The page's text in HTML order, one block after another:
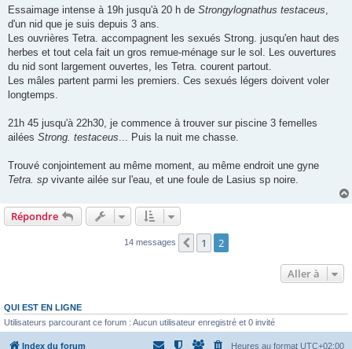
Essaimage intense à 19h jusqu'à 20 h de Strongylognathus testaceus
d'un nid que je suis depuis 3 ans.
Les ouvrières Tetra. accompagnent les sexués Strong. jusqu'en haut des
herbes et tout cela fait un gros remue-ménage sur le sol. Les ouvertures
du nid sont largement ouvertes, les Tetra. courent partout.
Les mâles partent parmi les premiers. Ces sexués légers doivent voler
longtemps.
21h 45 jusqu'à 22h30, je commence à trouver sur piscine 3 femelles
ailées Strong. testaceus ... Puis la nuit me chasse.
Trouvé conjointement au même moment, au même endroit une gyne
Tetra. sp vivante ailée sur l'eau, et une foule de Lasius sp noire.
Répondre
14 messages Précédente
1 2
Aller à
QUI EST EN LIGNE
Utilisateurs parcourant ce forum : Aucun utilisateur enregistré et 0 invité
Index du forum Heures au format UTC+02:00